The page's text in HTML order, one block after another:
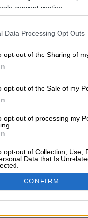
consent section.
Data Processing Opt Outs
opt-out of the Sharing of
opt-out of the Sale of my
opt-out of processing my
opt-out of Collection, Use,
Data that Is
CONFIRM
DentistsCar Garages
Kavala
Tax Identification